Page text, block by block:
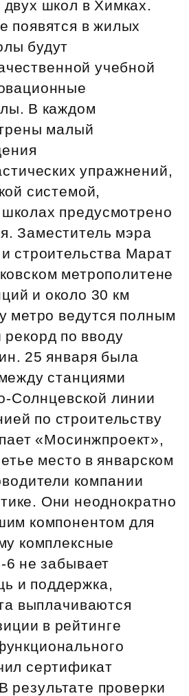
школ в Химках.
появятся в жилых
будут
учебной
В каждом
малый
упражнений,
системой,
предусмотрено
Заместитель мэра
строительства Марат
метрополитене
и около 30 км
метро ведутся полным
по вводу
25 января была
станциями
линии
по строительству
«Мосинжпроект»,
место в январском
компании
Они неоднократно
компонентом для
комплексные
не забывает
и поддержка,
выплачиваются
в рейтинге
сертификат
результате проверки